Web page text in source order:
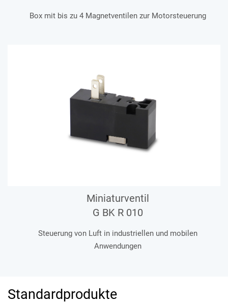
Box mit bis zu 4 Magnetventilen zur Motorsteuerung
Miniaturventil
G BK R 010
Steuerung von Luft in industriellen und mobilen
Anwendungen
Standardprodukte